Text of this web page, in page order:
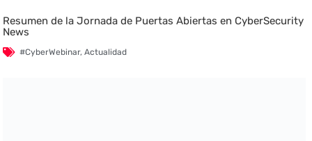
Resumen de la Jornada de Puertas Abiertas en CyberSecurity
News
#CyberWebinar,Actualidad